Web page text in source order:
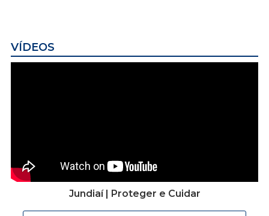
VÍDEOS
Jundiaí | Proteger e Cuidar